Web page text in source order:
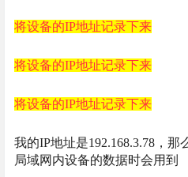
将设备的IP地址记录下来
将设备的IP地址记录下来
将设备的IP地址记录下来
我的IP地址是192.168.3.78，那
局域网内设备的数据时会用到